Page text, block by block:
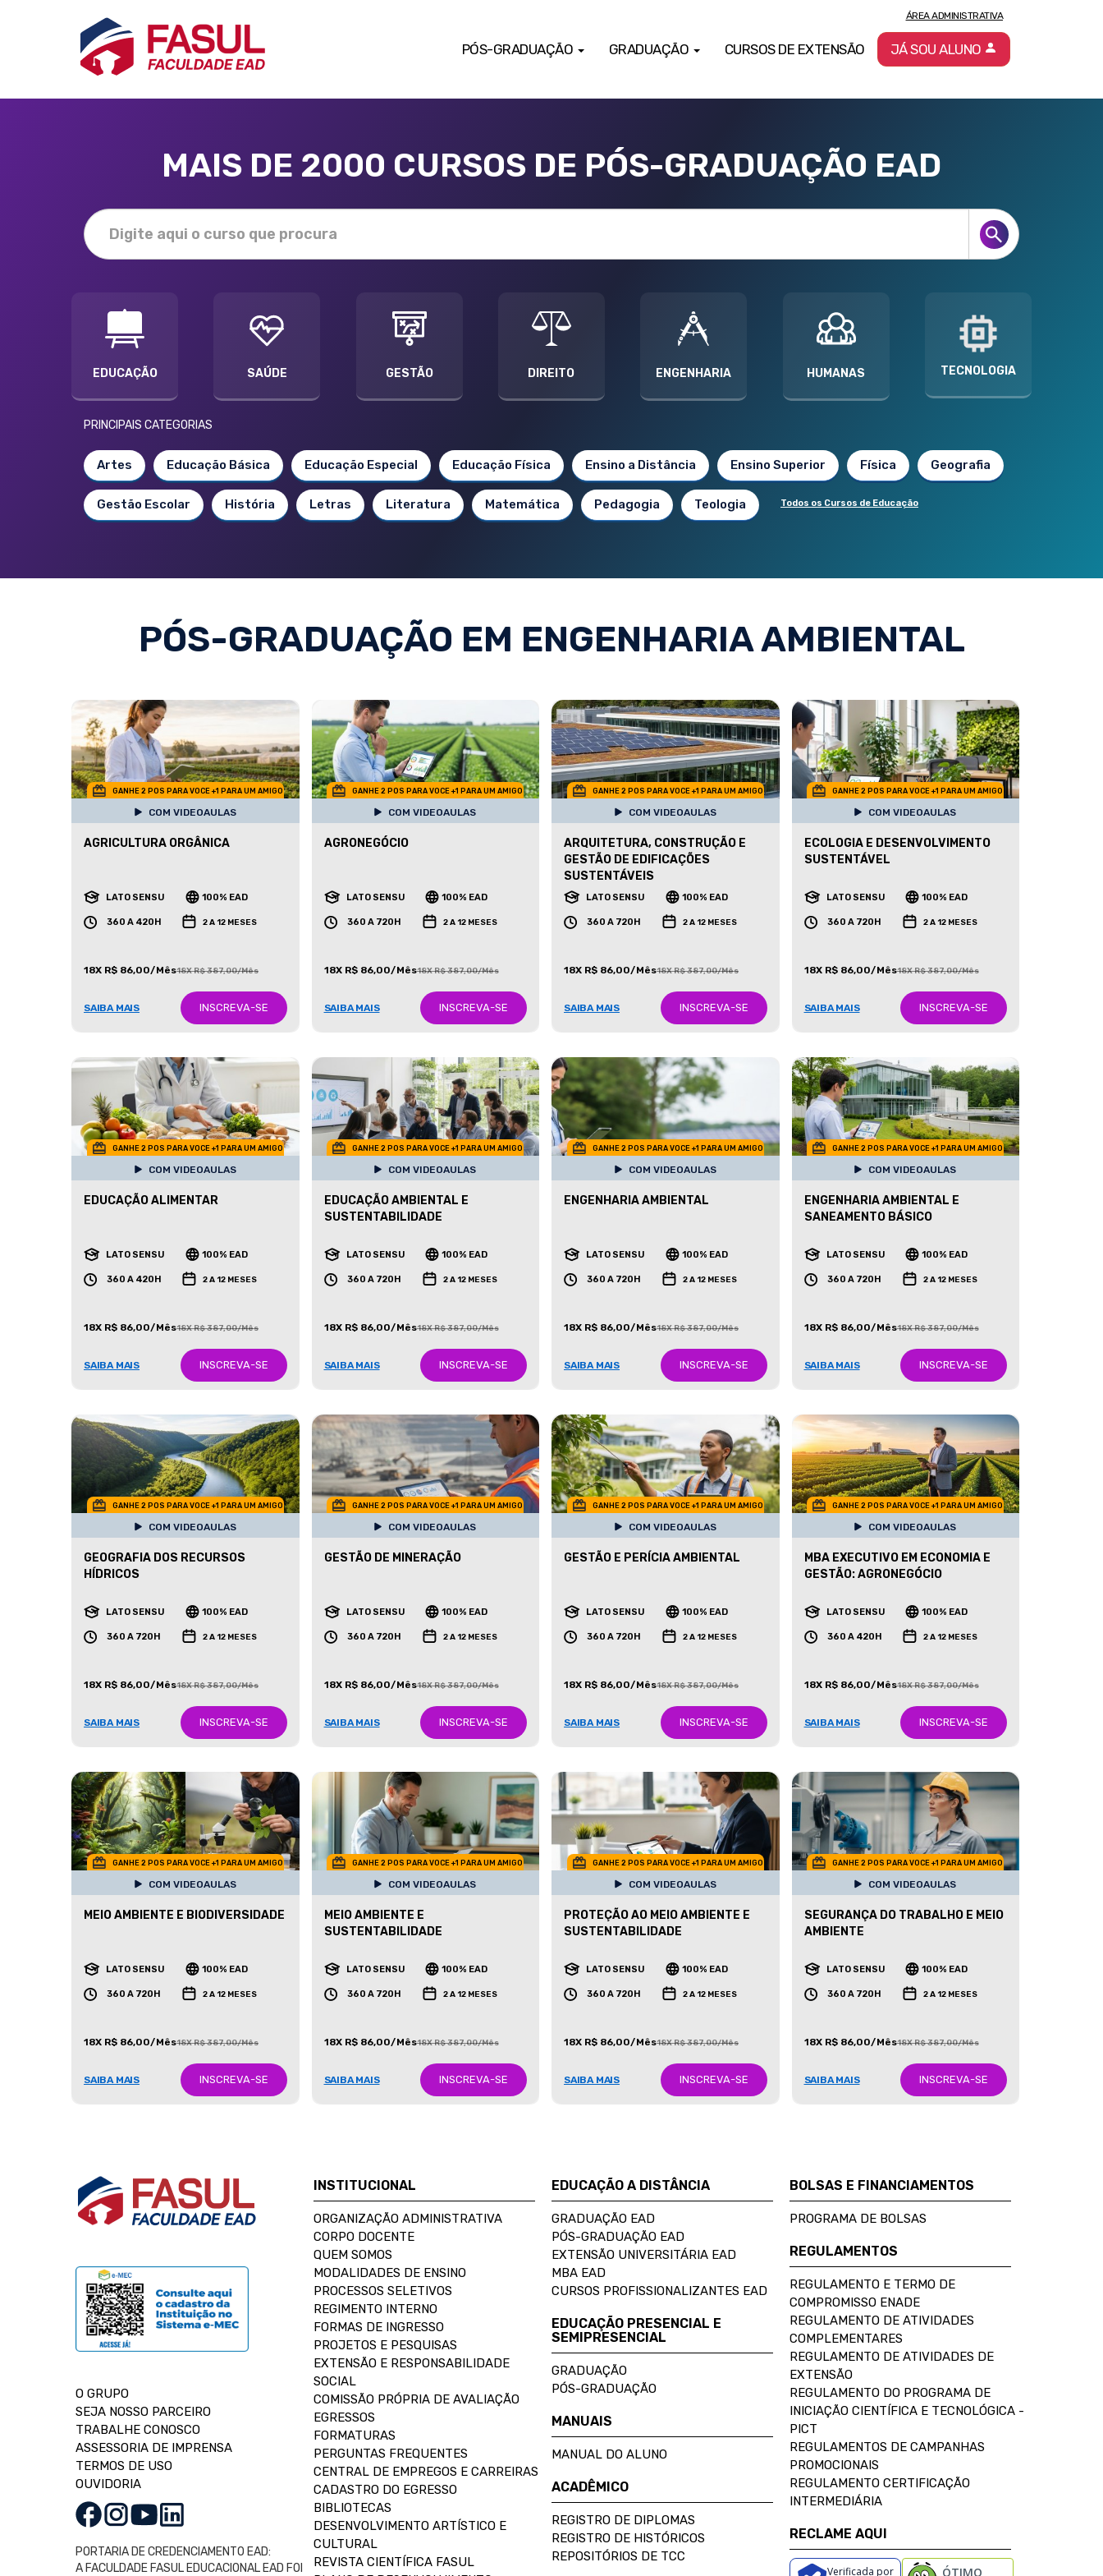
PÓS-GRADUAÇÃO GRADUAÇÃO CURSOS DE EXTENSÃO
ÁREA ADMINISTRATIVA
JÁ SOU ALUNO
MAIS DE 2000 CURSOS DE PÓS-GRADUAÇÃO EAD
EDUCAÇÃO SAÚDE GESTÃO DIREITO ENGENHARIA HUMANAS TECNOLOGIA
PRINCIPAIS CATEGORIAS
Artes Educação Básica Educação Especial Educação Física Ensino a Distância Ensino Superior Física Geografia
Gestão Escolar História Letras Literatura Matemática Pedagogia Teologia Todos os Cursos de Educação
PÓS-GRADUAÇÃO EM ENGENHARIA AMBIENTAL
GANHE 2 POS PARA VOCE +1 PARA UM AMIGO
COM VIDEOAULAS
AGRICULTURA ORGÂNICA
LATO SENSU 100% EAD
360 A 420H 2 A 12 MESES
18X R$ 86,00/Mês18X R$ 387,00/Mês
SAIBA MAIS INSCREVA-SE
GANHE 2 POS PARA VOCE +1 PARA UM AMIGO
COM VIDEOAULAS
AGRONEGÓCIO
LATO SENSU 100% EAD
360 A 720H 2 A 12 MESES
18X R$ 86,00/Mês18X R$ 387,00/Mês
SAIBA MAIS INSCREVA-SE
GANHE 2 POS PARA VOCE +1 PARA UM AMIGO
COM VIDEOAULAS
ARQUITETURA, CONSTRUÇÃO E
GESTÃO DE EDIFICAÇÕES
SUSTENTÁVEIS
LATO SENSU 100% EAD
360 A 720H 2 A 12 MESES
18X R$ 86,00/Mês18X R$ 387,00/Mês
SAIBA MAIS INSCREVA-SE
GANHE 2 POS PARA VOCE +1 PARA UM AMIGO
COM VIDEOAULAS
ECOLOGIA E DESENVOLVIMENTO
SUSTENTÁVEL
LATO SENSU 100% EAD
360 A 720H 2 A 12 MESES
18X R$ 86,00/Mês18X R$ 387,00/Mês
SAIBA MAIS INSCREVA-SE
GANHE 2 POS PARA VOCE +1 PARA UM AMIGO
COM VIDEOAULAS
EDUCAÇÃO ALIMENTAR
LATO SENSU 100% EAD
360 A 420H 2 A 12 MESES
18X R$ 86,00/Mês18X R$ 387,00/Mês
SAIBA MAIS INSCREVA-SE
GANHE 2 POS PARA VOCE +1 PARA UM AMIGO
COM VIDEOAULAS
EDUCAÇÃO AMBIENTAL E
SUSTENTABILIDADE
LATO SENSU 100% EAD
360 A 720H 2 A 12 MESES
18X R$ 86,00/Mês18X R$ 387,00/Mês
SAIBA MAIS INSCREVA-SE
GANHE 2 POS PARA VOCE +1 PARA UM AMIGO
COM VIDEOAULAS
ENGENHARIA AMBIENTAL
LATO SENSU 100% EAD
360 A 720H 2 A 12 MESES
18X R$ 86,00/Mês18X R$ 387,00/Mês
SAIBA MAIS INSCREVA-SE
GANHE 2 POS PARA VOCE +1 PARA UM AMIGO
COM VIDEOAULAS
ENGENHARIA AMBIENTAL E
SANEAMENTO BÁSICO
LATO SENSU 100% EAD
360 A 720H 2 A 12 MESES
18X R$ 86,00/Mês18X R$ 387,00/Mês
SAIBA MAIS INSCREVA-SE
GANHE 2 POS PARA VOCE +1 PARA UM AMIGO
COM VIDEOAULAS
GEOGRAFIA DOS RECURSOS
HÍDRICOS
LATO SENSU 100% EAD
360 A 720H 2 A 12 MESES
18X R$ 86,00/Mês18X R$ 387,00/Mês
SAIBA MAIS INSCREVA-SE
GANHE 2 POS PARA VOCE +1 PARA UM AMIGO
COM VIDEOAULAS
GESTÃO DE MINERAÇÃO
LATO SENSU 100% EAD
360 A 720H 2 A 12 MESES
18X R$ 86,00/Mês18X R$ 387,00/Mês
SAIBA MAIS INSCREVA-SE
GANHE 2 POS PARA VOCE +1 PARA UM AMIGO
COM VIDEOAULAS
GESTÃO E PERÍCIA AMBIENTAL
LATO SENSU 100% EAD
360 A 720H 2 A 12 MESES
18X R$ 86,00/Mês18X R$ 387,00/Mês
SAIBA MAIS INSCREVA-SE
GANHE 2 POS PARA VOCE +1 PARA UM AMIGO
COM VIDEOAULAS
MBA EXECUTIVO EM ECONOMIA E
GESTÃO: AGRONEGÓCIO
LATO SENSU 100% EAD
360 A 420H 2 A 12 MESES
18X R$ 86,00/Mês18X R$ 387,00/Mês
SAIBA MAIS INSCREVA-SE
GANHE 2 POS PARA VOCE +1 PARA UM AMIGO
COM VIDEOAULAS
MEIO AMBIENTE E BIODIVERSIDADE
LATO SENSU 100% EAD
360 A 720H 2 A 12 MESES
18X R$ 86,00/Mês18X R$ 387,00/Mês
SAIBA MAIS INSCREVA-SE
GANHE 2 POS PARA VOCE +1 PARA UM AMIGO
COM VIDEOAULAS
MEIO AMBIENTE E
SUSTENTABILIDADE
LATO SENSU 100% EAD
360 A 720H 2 A 12 MESES
18X R$ 86,00/Mês18X R$ 387,00/Mês
SAIBA MAIS INSCREVA-SE
GANHE 2 POS PARA VOCE +1 PARA UM AMIGO
COM VIDEOAULAS
PROTEÇÃO AO MEIO AMBIENTE E
SUSTENTABILIDADE
LATO SENSU 100% EAD
360 A 720H 2 A 12 MESES
18X R$ 86,00/Mês18X R$ 387,00/Mês
SAIBA MAIS INSCREVA-SE
GANHE 2 POS PARA VOCE +1 PARA UM AMIGO
COM VIDEOAULAS
SEGURANÇA DO TRABALHO E MEIO
AMBIENTE
LATO SENSU 100% EAD
360 A 720H 2 A 12 MESES
18X R$ 86,00/Mês18X R$ 387,00/Mês
SAIBA MAIS INSCREVA-SE
O GRUPO
SEJA NOSSO PARCEIRO
TRABALHE CONOSCO
ASSESSORIA DE IMPRENSA
TERMOS DE USO
OUVIDORIA
PORTARIA DE CREDENCIAMENTO EAD:
A FACULDADE FASUL EDUCACIONAL EAD FOI
INSTITUCIONAL
ORGANIZAÇÃO ADMINISTRATIVA
CORPO DOCENTE
QUEM SOMOS
MODALIDADES DE ENSINO
PROCESSOS SELETIVOS
REGIMENTO INTERNO
FORMAS DE INGRESSO
PROJETOS E PESQUISAS
EXTENSÃO E RESPONSABILIDADE
SOCIAL
COMISSÃO PRÓPRIA DE AVALIAÇÃO
EGRESSOS
FORMATURAS
PERGUNTAS FREQUENTES
CENTRAL DE EMPREGOS E CARREIRAS
CADASTRO DO EGRESSO
BIBLIOTECAS
DESENVOLVIMENTO ARTÍSTICO E
CULTURAL
REVISTA CIENTÍFICA FASUL
EDUCAÇÃO A DISTÂNCIA
GRADUAÇÃO EAD
PÓS-GRADUAÇÃO EAD
EXTENSÃO UNIVERSITÁRIA EAD
MBA EAD
CURSOS PROFISSIONALIZANTES EAD
EDUCAÇÃO PRESENCIAL E
SEMIPRESENCIAL
GRADUAÇÃO
PÓS-GRADUAÇÃO
MANUAIS
MANUAL DO ALUNO
ACADÊMICO
REGISTRO DE DIPLOMAS
REGISTRO DE HISTÓRICOS
REPOSITÓRIOS DE TCC
BOLSAS E FINANCIAMENTOS
PROGRAMA DE BOLSAS
REGULAMENTOS
REGULAMENTO E TERMO DE
COMPROMISSO ENADE
REGULAMENTO DE ATIVIDADES
COMPLEMENTARES
REGULAMENTO DE ATIVIDADES DE
EXTENSÃO
REGULAMENTO DO PROGRAMA DE
INICIAÇÃO CIENTÍFICA E TECNOLÓGICA -
PICT
REGULAMENTOS DE CAMPANHAS
PROMOCIONAIS
REGULAMENTO CERTIFICAÇÃO
INTERMEDIÁRIA
RECLAME AQUI
Verificada por ÓTIMO